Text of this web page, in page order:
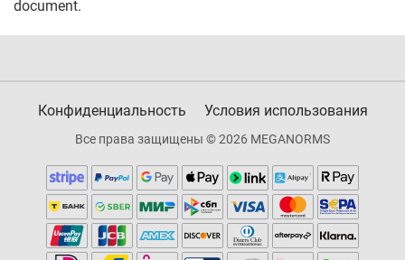
document.
Конфиденциальность Условия использования
Все права защищены © 2026 MEGANORMS